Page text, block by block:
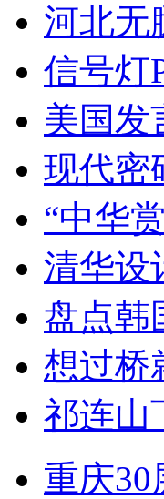
河北无
信号灯
美国发
现代
“中华
清华设
盘点韩
想过桥
祁连山
重庆